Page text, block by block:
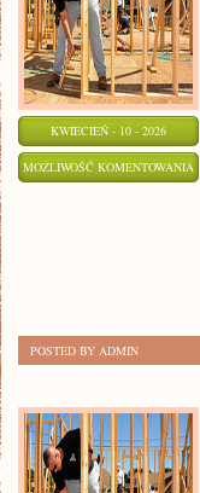
KWIECIEŃ - 10 - 2026
MOŻLIWOŚĆ KOMENTOWANIA
POSTED BY ADMIN